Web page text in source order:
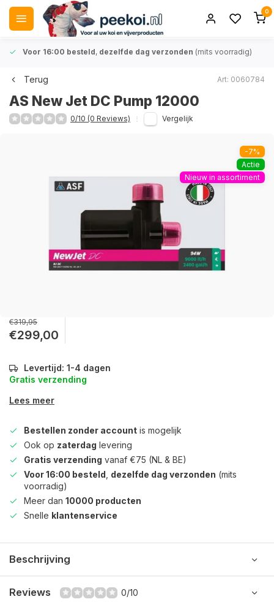
0
Voor 16:00 besteld, dezelfde dag verzonden (mits voorradig)
Terug Art: 0060784
AS New Jet DC Pump 12000
0/10 (0 Reviews) Vergelijk
-7%
Actie
Nieuw in assortiment
€319,95
€299,00
Levertijd: 1-4 dagen
Gratis verzending
Lees meer
Bestellen zonder account is mogelijk
Ook op zaterdag levering
Gratis verzending vanaf €75 (NL & BE)
Voor 16:00 besteld dezelfde dag verzonden (mits
voorradig)
Meer dan 10000 producten
Snelle klantenservice
Beschrijving
Reviews 0/10